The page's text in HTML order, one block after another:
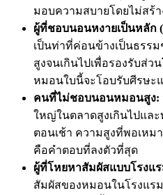
มอบความสบายโดยไม่สร้
ผู้ที่ชอบนอนหงายเป็นหลัก
เป็นท่าที่ค่อนข้างเป็นธรร
สูงจนเกินไปเพื่อรองรับส่
หมอนใบนี้จะโอบรับศีรษะ
คนที่ไม่ชอบนอนหมอนสูง:
ใหญ่ในตลาดสูงเกินไปแล
ตอนเช้า ความสูงที่พอเห
คือคำตอบที่ลงตัวที่สุด
ผู้ที่โหยหาสัมผัสแบบโรงแ
สัมผัสของหมอนในโรงแร